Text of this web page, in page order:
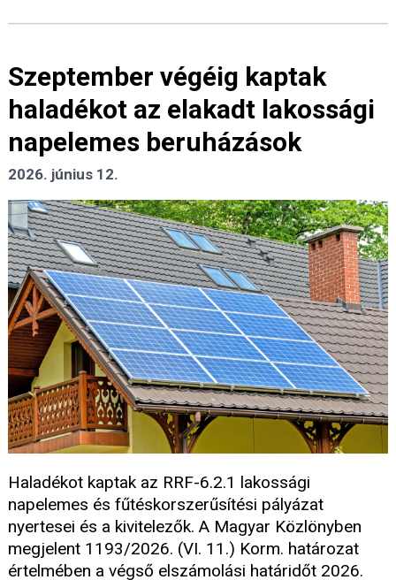
Szeptember végéig kaptak
haladékot az elakadt lakossági
napelemes beruházások
2026. június 12.
Haladékot kaptak az RRF-6.2.1 lakossági
napelemes és fűtéskorszerűsítési pályázat
nyertesei és a kivitelezők. A Magyar Közlönyben
megjelent 1193/2026. (VI. 11.) Korm. határozat
értelmében a végső elszámolási határidőt 2026.